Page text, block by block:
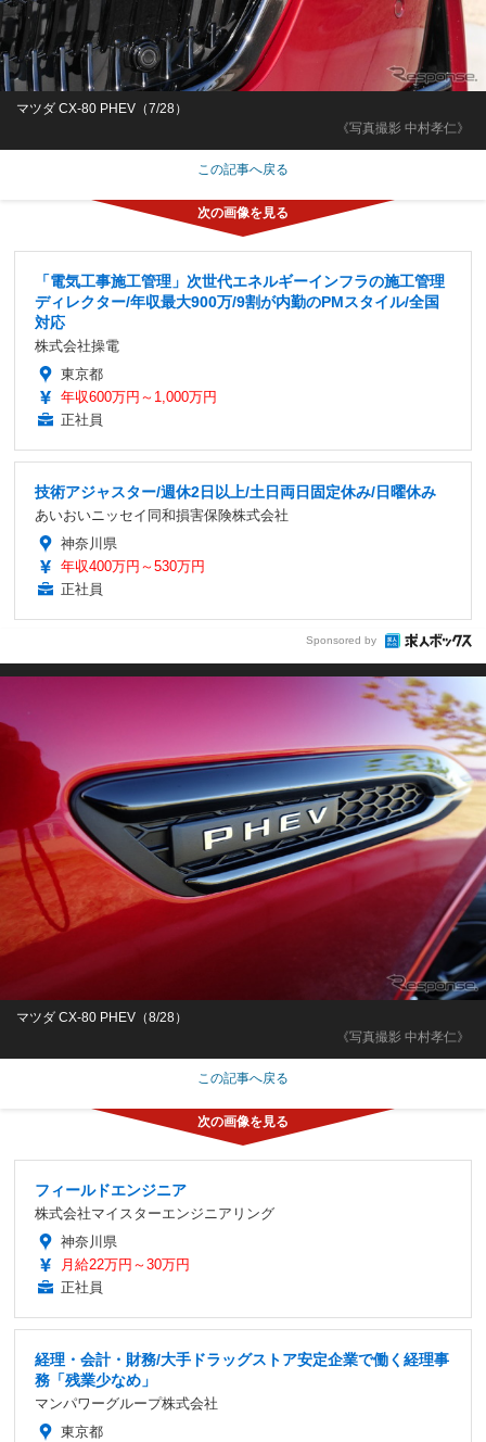
《写真撮影 中村孝仁》
マツダ CX-80 PHEV（7/28）
この記事へ戻る
「電気工事施工管理」次世代エネルギーインフラの施工管理
ディレクター/年収最大900万/9割が内勤のPMスタイル/全国
対応
株式会社操電
東京都
年収600万円～1,000万円
正社員
技術アジャスター/週休2日以上/土日両日固定休み/日曜休み
あいおいニッセイ同和損害保険株式会社
神奈川県
年収400万円～530万円
正社員
Sponsored by
《写真撮影 中村孝仁》
マツダ CX-80 PHEV（8/28）
この記事へ戻る
フィールドエンジニア
株式会社マイスターエンジニアリング
神奈川県
月給22万円～30万円
正社員
経理・会計・財務/大手ドラッグストア安定企業で働く経理事
務「残業少なめ」
マンパワーグループ株式会社
東京都